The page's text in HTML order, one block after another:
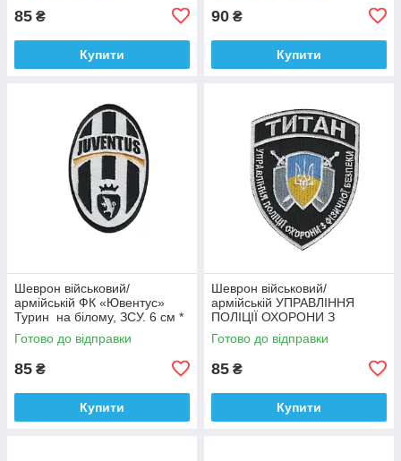
85 ₴
Купити
90 ₴
Купити
Шеврон військовий/
армійській ФК «Ювентус»
Турин на білому, ЗСУ. 6 см *
9,5 см
Готово до відправки
85 ₴
Купити
Шеврон військовий/
армійській УПРАВЛІННЯ
ПОЛІЦІЇ ОХОРОНИ З
ФІЗИЧНОЇ БЕЗПЕКИ ТИТАН
на чорному, ЗСУ. 8 см * 10
Готово до відправки
85 ₴
Купити